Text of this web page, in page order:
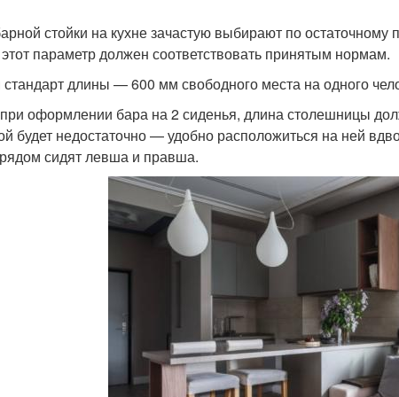
стойки на кухне зачастую выбирают по
параметр должен соответствовать принятым нормам.
длины — 600 мм свободного места на одного
оформлении бара на 2 сиденья, длина столешницы
будет недостаточно — удобно расположиться на ней
сидят левша и правша.